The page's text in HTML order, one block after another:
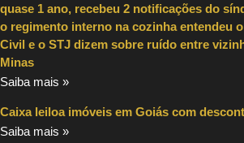
quase 1 ano, recebeu 2 notificações do
o regimento interno na cozinha entendeu
Civil e o STJ dizem sobre ruído entre
Minas
Saiba mais »
Caixa leiloa imóveis em Goiás com
Saiba mais »